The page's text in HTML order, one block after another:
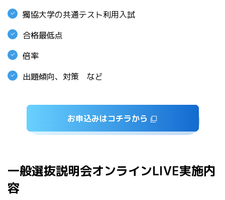
獨協大学の共通テスト利用入試
合格最低点
倍率
出題傾向、対策 など
お申込みはコチラから
一般選抜説明会オンラインLIVE実施内
容